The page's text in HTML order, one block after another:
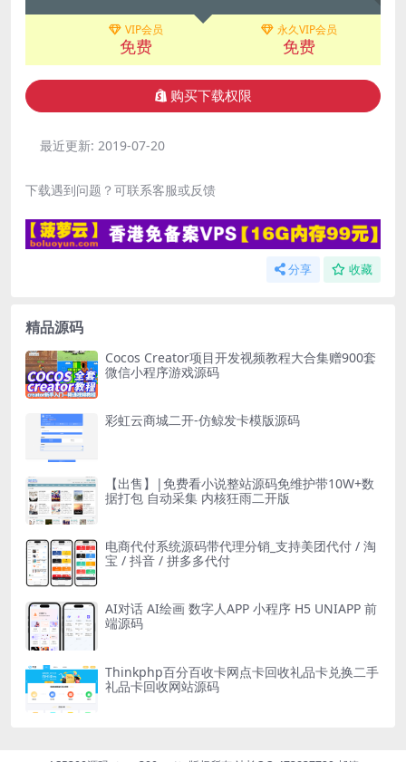
VIP会员
免费
永久VIP会员
免费
购买下载权限
最近更新: 2019-07-20
下载遇到问题？可联系客服或反馈
分享 收藏
精品源码
Cocos Creator项目开发视频教程大合集赠900套
微信小程序游戏源码
彩虹云商城二开-仿鲸发卡模版源码
【出售】|免费看小说整站源码免维护带10W+数
据打包 自动采集 内核狂雨二开版
电商代付系统源码带代理分销_支持美团代付 / 淘
宝 / 抖音 / 拼多多代付
AI对话 AI绘画 数字人APP 小程序 H5 UNIAPP 前
端源码
Thinkphp百分百收卡网点卡回收礼品卡兑换二手
礼品卡回收网站源码